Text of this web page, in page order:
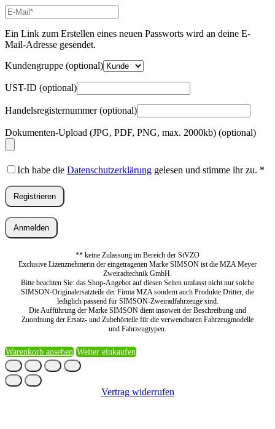
E-
Mail-
Adresse*
Erforderlich
Ein Link zum Erstellen eines neuen Passworts wird an deine E-
Mail-Adresse gesendet.
Kundengruppe (optional)
UST-ID (optional)
Handelsregisternummer(optional)
Dokumenten-Upload (JPG, PDF, PNG, max. 2000kb) (optional)
Ich habe die Datenschutzerklärung gelesen und stimme ihr zu. *
Registrieren
Anmelden
** keine Zulassung im Bereich der StVZO
Exclusive Lizenznehmerin der eingetragenen Marke SIMSON ist die MZA Meyer
Zweiradtechnik GmbH.
Bitte beachten Sie: das Shop-Angebot auf diesen Seiten umfasst nicht nur solche
SIMSON-Originalersatzteile der Firma MZA sondern auch Produkte Dritter, die
lediglich passend für SIMSON-Zweiradfahrzeuge sind.
Die Aufführung der Marke SIMSON dient insoweit der Beschreibung und
Zuordnung der Ersatz- und Zubehörteile für die verwendbaren Fahrzeugmodelle
und Fahrzeugtypen.
Warenkorb ansehen Weiter einkaufen
Vertrag widerrufen